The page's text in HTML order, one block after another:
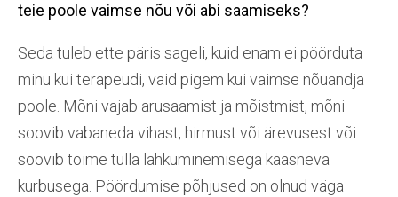
teie poole vaimse nõu või abi saamiseks?
Seda tuleb ette päris sageli, kuid enam ei pöörduta
minu kui terapeudi, vaid pigem kui vaimse nõuandja
poole. Mõni vajab arusaamist ja mõistmist, mõni
soovib vabaneda vihast, hirmust või ärevusest või
soovib toime tulla lahkuminemisega kaasneva
kurbusega. Pöördumise põhjused on olnud väga